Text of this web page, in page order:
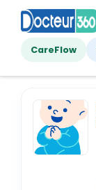
CareFlow